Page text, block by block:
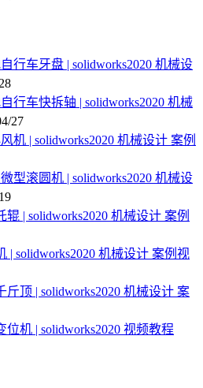
行车牙盘 | solidworks2020 机械设
行车快拆轴 | solidworks2020 机械
27
机 | solidworks2020 机械设计 案例
型滚圆机 | solidworks2020 机械设
| solidworks2020 机械设计 案例
| solidworks2020 机械设计 案例视
斤顶 | solidworks2020 机械设计 案
位机 | solidworks2020 视频教程